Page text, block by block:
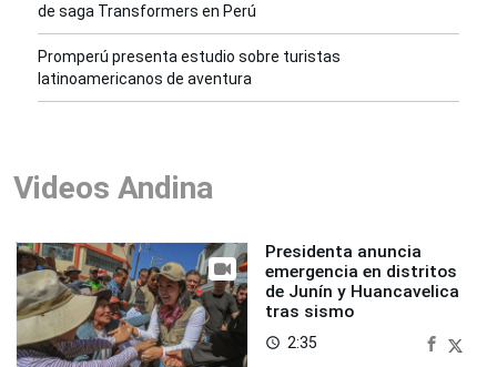
de saga Transformers en Perú
Promperú presenta estudio sobre turistas
latinoamericanos de aventura
Videos Andina
Presidenta anuncia
emergencia en distritos
de Junín y Huancavelica
tras sismo
access_time 2:35